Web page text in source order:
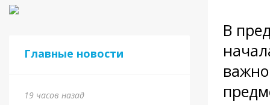
Главные новости
19 часов назад
В